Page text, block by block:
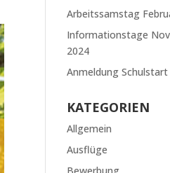
Arbeitssamstag
Informationstage
2024
Anmeldung Schulstart
KATEGORIEN
Allgemein
Ausflüge